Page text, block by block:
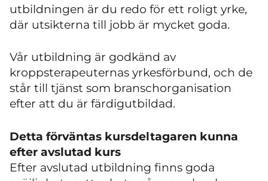
utbildningen är du redo för ett roligt yrke,
där utsikterna till jobb är mycket goda.
Vår utbildning är godkänd av
kroppsterapeuternas yrkesförbund, och de
står till tjänst som branschorganisation
efter att du är färdigutbildad.
Detta förväntas kursdeltagaren kunna
efter avslutad kurs
Efter avslutad utbildning finns goda